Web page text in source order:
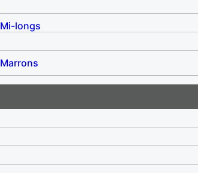
Mi-longs
Marrons